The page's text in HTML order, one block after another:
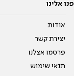
פנו אלינו
אודות
יצירת קשר
פרסמו אצלנו
תנאי שימוש